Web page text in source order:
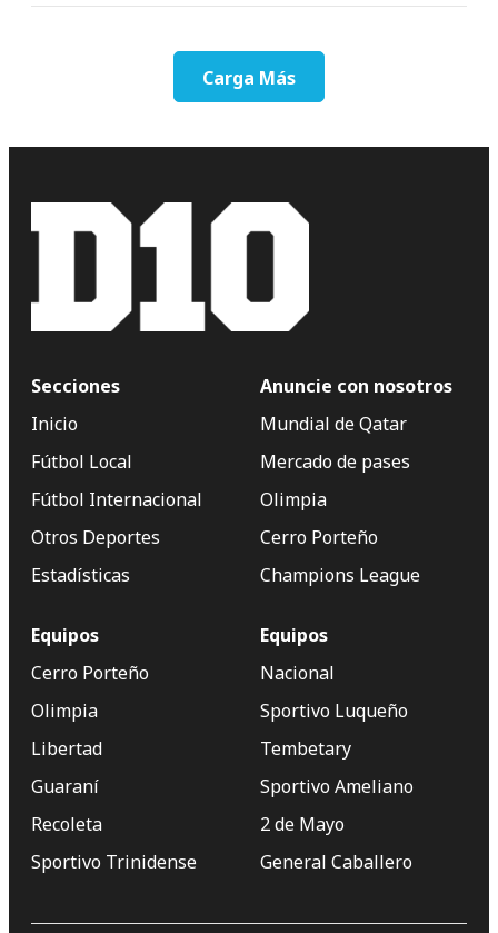
Carga Más
Secciones
Inicio
Fútbol Local
Fútbol Internacional
Otros Deportes
Estadísticas
Anuncie con nosotros
Mundial de Qatar
Mercado de pases
Olimpia
Cerro Porteño
Champions League
Equipos
Cerro Porteño
Olimpia
Libertad
Guaraní
Recoleta
Sportivo Trinidense
Equipos
Nacional
Sportivo Luqueño
Tembetary
Sportivo Ameliano
2 de Mayo
General Caballero